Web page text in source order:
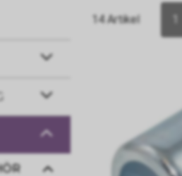
14 Artikel